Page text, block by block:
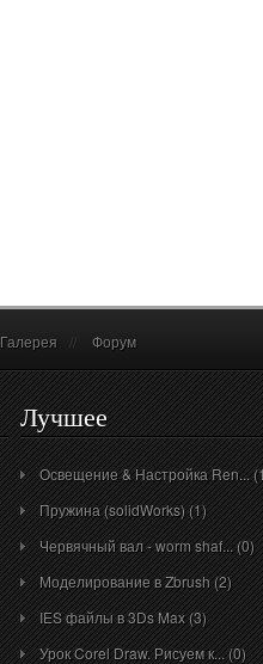
Галерея Форум
Лучшее
Освещение & Настройка Ren...
Пружина (solidWorks) (1)
Червячный вал - worm shaf... (0)
Моделирование в Zbrush (2)
IES файлы в 3Ds Max (3)
Урок Corel Draw. Рисуем к... (0)